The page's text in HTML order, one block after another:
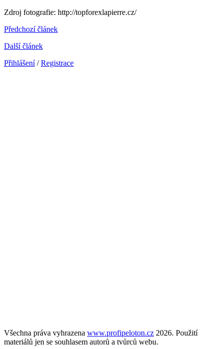
Zdroj fotografie: http://topforexlapierre.cz/
Předchozí článek
Další článek
Přihlášení/Registrace
Všechna práva vyhrazena www.profipeloton.cz 2026. Použití
materiálů jen se souhlasem autorů a tvůrců webu.